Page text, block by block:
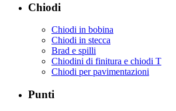
Chiodi
Chiodi in bobina
Chiodi in stecca
Brad e spilli
Chiodini di finitura e chiodi T
Chiodi per pavimentazioni
Punti